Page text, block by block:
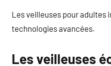
Les veilleuses pour adultes
technologies avancées.
Les veilleuses